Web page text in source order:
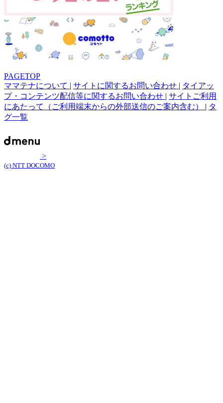
PAGETOP
ママテナについて | サイトに関するお問い合わせ | タイアッ
プ・コンテンツ配信等に関するお問い合わせ | サイトご利用
にあたって（ご利用端末からの外部送信のご案内含む） | タ
グ一覧
>
(c) NTT DOCOMO